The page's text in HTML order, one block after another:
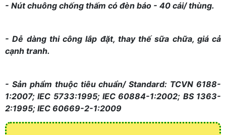
- Nút chuông chống thấm có đèn báo - 40 cái/ thùng.
- Dễ dàng thi công lắp đặt, thay thế sữa chữa, giá cả
cạnh tranh.
- Sản phẩm thuộc tiêu chuẩn/ Standard: TCVN 6188-
1:2007; IEC 5733:1995; IEC 60884-1:2002; BS 1363-
2:1995; IEC 60669-2-1:2009